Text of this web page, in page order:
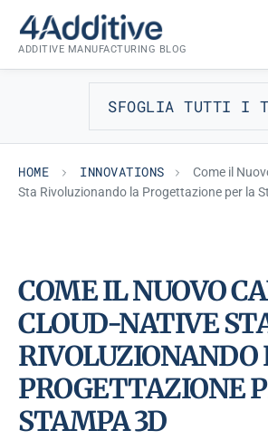
content
ADDITIVE MANUFACTURING BLOG
SFOGLIA TUTTI I
HOME INNOVATIONS
Come il
Sta Rivoluzionando la Progettazione per la
INNOVATIONS
COME IL NUOVO
CLOUD-NATIVE
RIVOLUZIONANDO
PROGETTAZIONE
STAMPA 3D